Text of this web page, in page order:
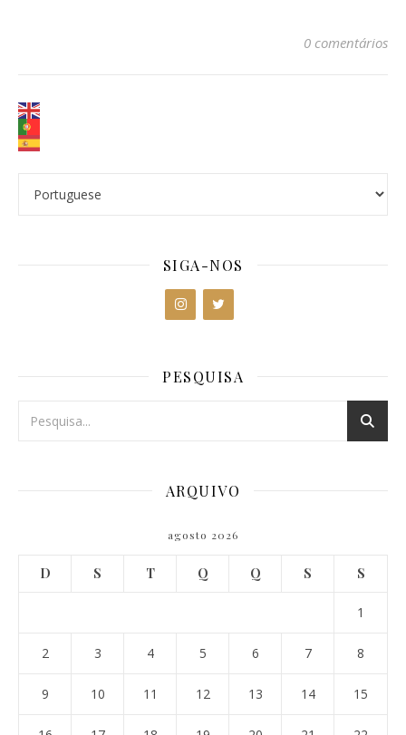
0 comentários
SIGA-NOS
PESQUISA
ARQUIVO
agosto 2026
D S T Q Q S S
1
2 3 4 5 6 7 8
9 10 11 12 13 14 15